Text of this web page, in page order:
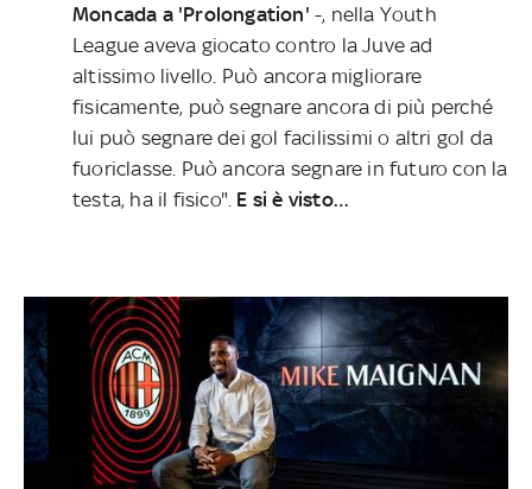
Moncada a 'Prolongation' -, nella Youth
League aveva giocato contro la Juve ad
altissimo livello. Può ancora migliorare
fisicamente, può segnare ancora di più perché
lui può segnare dei gol facilissimi o altri gol da
fuoriclasse. Può ancora segnare in futuro con la
testa, ha il fisico". E si è visto…